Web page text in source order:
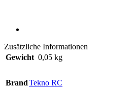
Zusätzliche Informationen
Gewicht 0,05 kg
BrandTekno RC